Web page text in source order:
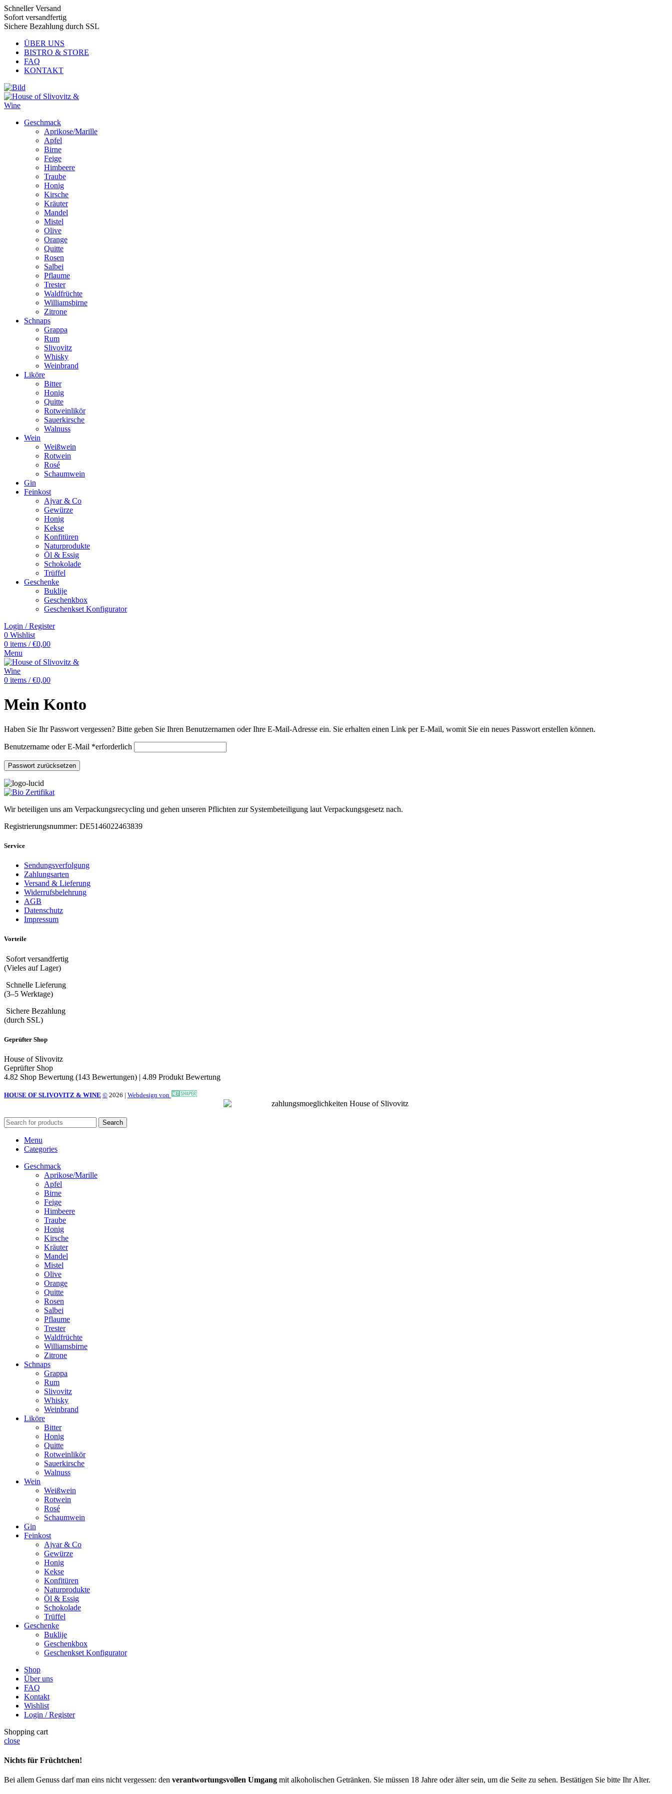
Schneller Versand
Sofort versandfertig
Sichere Bezahlung durch SSL
ÜBER UNS
BISTRO & STORE
FAQ
KONTAKT
Geschmack
Aprikose/Marille
Apfel
Birne
Feige
Himbeere
Traube
Honig
Kirsche
Kräuter
Mandel
Mistel
Olive
Orange
Quitte
Rosen
Salbei
Pflaume
Trester
Waldfrüchte
Williamsbirne
Zitrone
Schnaps
Grappa
Rum
Slivovitz
Whisky
Weinbrand
Liköre
Bitter
Honig
Quitte
Rotweinlikör
Sauerkirsche
Walnuss
Wein
Weißwein
Rotwein
Rosé
Schaumwein
Gin
Feinkost
Ajvar & Co
Gewürze
Honig
Kekse
Konfitüren
Naturprodukte
Öl & Essig
Schokolade
Trüffel
Geschenke
Buklije
Geschenkbox
Geschenkset Konfigurator
Login / Register
0 Wishlist
0 items / €0,00
Menu
0 items / €0,00
Mein Konto
Haben Sie Ihr Passwort vergessen? Bitte geben Sie Ihren Benutzernamen oder Ihre E-Mail-Adresse ein. Sie erhalten einen Link per E-Mail, womit Sie ein neues Passwort erstellen können.
Benutzername oder E-Mail *erforderlich
Passwort zurücksetzen
Wir beteiligen uns am Verpackungsrecycling und gehen unseren Pflichten zur Systembeteiligung laut Verpackungsgesetz nach.
Registrierungsnummer: DE5146022463839
Service
Sendungsverfolgung
Zahlungsarten
Versand & Lieferung
Widerrufsbelehrung
AGB
Datenschutz
Impressum
Vorteile
Sofort versandfertig
(Vieles auf Lager)
Schnelle Lieferung
(3–5 Werktage)
Sichere Bezahlung
(durch SSL)
Geprüfter Shop
House of Slivovitz
Geprüfter Shop
4.82 Shop Bewertung (143 Bewertungen) | 4.89 Produkt Bewertung
HOUSE OF SLIVOVITZ & WINE © 2026 | Webdesign von
Search
Menu
Categories
Geschmack
Aprikose/Marille
Apfel
Birne
Feige
Himbeere
Traube
Honig
Kirsche
Kräuter
Mandel
Mistel
Olive
Orange
Quitte
Rosen
Salbei
Pflaume
Trester
Waldfrüchte
Williamsbirne
Zitrone
Schnaps
Grappa
Rum
Slivovitz
Whisky
Weinbrand
Liköre
Bitter
Honig
Quitte
Rotweinlikör
Sauerkirsche
Walnuss
Wein
Weißwein
Rotwein
Rosé
Schaumwein
Gin
Feinkost
Ajvar & Co
Gewürze
Honig
Kekse
Konfitüren
Naturprodukte
Öl & Essig
Schokolade
Trüffel
Geschenke
Buklije
Geschenkbox
Geschenkset Konfigurator
Shop
Über uns
FAQ
Kontakt
Wishlist
Login / Register
Shopping cart
close
Nichts für Früchtchen!
Bei allem Genuss darf man eins nicht vergessen: den verantwortungsvollen Umgang mit alkoholischen Getränken. Sie müssen 18 Jahre oder älter sein, um die Seite zu sehen. Bestätigen Sie bitte Ihr Alter.